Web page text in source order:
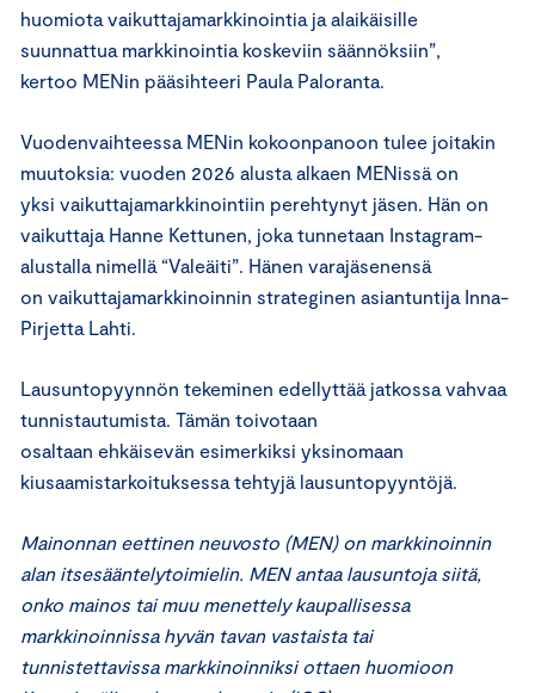
huomiota vaikuttajamarkkinointia ja alaikäisille
suunnattua markkinointia koskeviin säännöksiin”,
kertoo MENin pääsihteeri Paula Paloranta.
Vuodenvaihteessa MENin kokoonpanoon tulee joitakin
muutoksia: vuoden 2026 alusta alkaen MENissä on
yksi vaikuttajamarkkinointiin perehtynyt jäsen. Hän on
vaikuttaja Hanne Kettunen, joka tunnetaan Instagram-
alustalla nimellä “Valeäiti”. Hänen varajäsenensä
on vaikuttajamarkkinoinnin strateginen asiantuntija Inna-
Pirjetta Lahti.
Lausuntopyynnön tekeminen edellyttää jatkossa vahvaa
tunnistautumista. Tämän toivotaan
osaltaan ehkäisevän esimerkiksi yksinomaan
kiusaamistarkoituksessa tehtyjä lausuntopyyntöjä.
Mainonnan eettinen neuvosto (MEN) on markkinoinnin
alan itsesääntelytoimielin. MEN antaa lausuntoja siitä,
onko mainos tai muu menettely kaupallisessa
markkinoinnissa hyvän tavan vastaista tai
tunnistettavissa markkinoinniksi ottaen huomioon